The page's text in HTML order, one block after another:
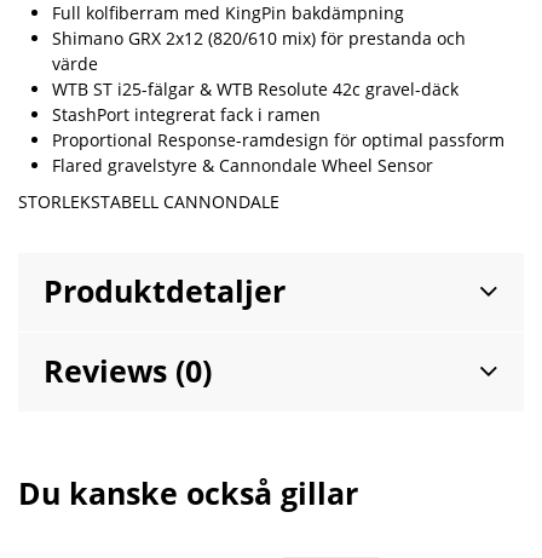
Full kolfiberram med KingPin bakdämpning
Shimano GRX 2x12 (820/610 mix) för prestanda och
värde
WTB ST i25-fälgar & WTB Resolute 42c gravel-däck
StashPort integrerat fack i ramen
Proportional Response-ramdesign för optimal passform
Flared gravelstyre & Cannondale Wheel Sensor
STORLEKSTABELL CANNONDALE
Produktdetaljer
Reviews (0)
Du kanske också gillar